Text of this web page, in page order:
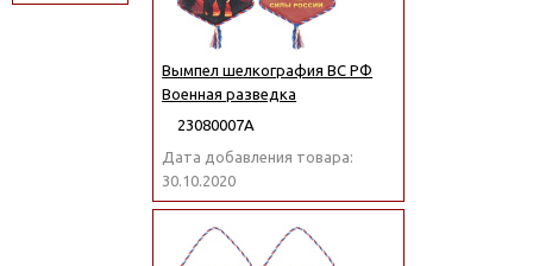
Вымпел шелкография ВС РФ
Военная разведка
23080007А
Дата добавления товара:
30.10.2020